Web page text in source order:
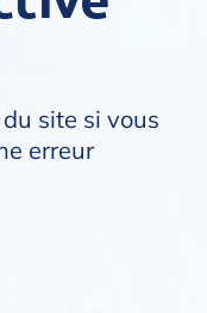
site si vous
erreur